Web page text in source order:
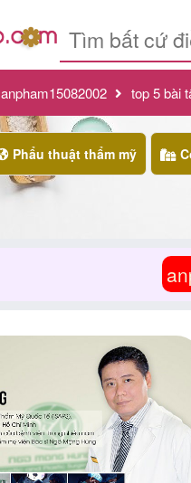
anpham15082002 top 5 bài
Phẩu thuật thẩm mỹ